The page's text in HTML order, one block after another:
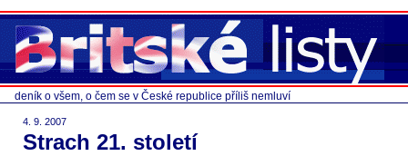
deník o všem, o čem se v České republice příliš nemluví
4. 9. 2007
Strach 21. století